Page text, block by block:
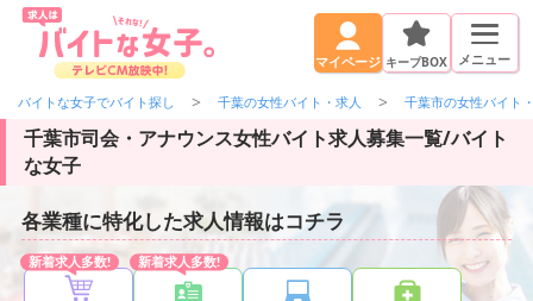
マイページ キープBOX メニュー
バイトな女子でバイト探し 千葉の女性バイト・求人 千葉市の女性バイト
千葉市司会・アナウンス女性バイト求人募集一覧/バイト
な女子
各業種に特化した求人情報はコチラ